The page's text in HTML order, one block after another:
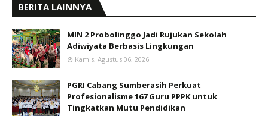
BERITA LAINNYA
MIN 2 Probolinggo Jadi Rujukan Sekolah
Adiwiyata Berbasis Lingkungan
Kamis, Agustus 06, 2026
PGRI Cabang Sumberasih Perkuat
Profesionalisme 167 Guru PPPK untuk
Tingkatkan Mutu Pendidikan